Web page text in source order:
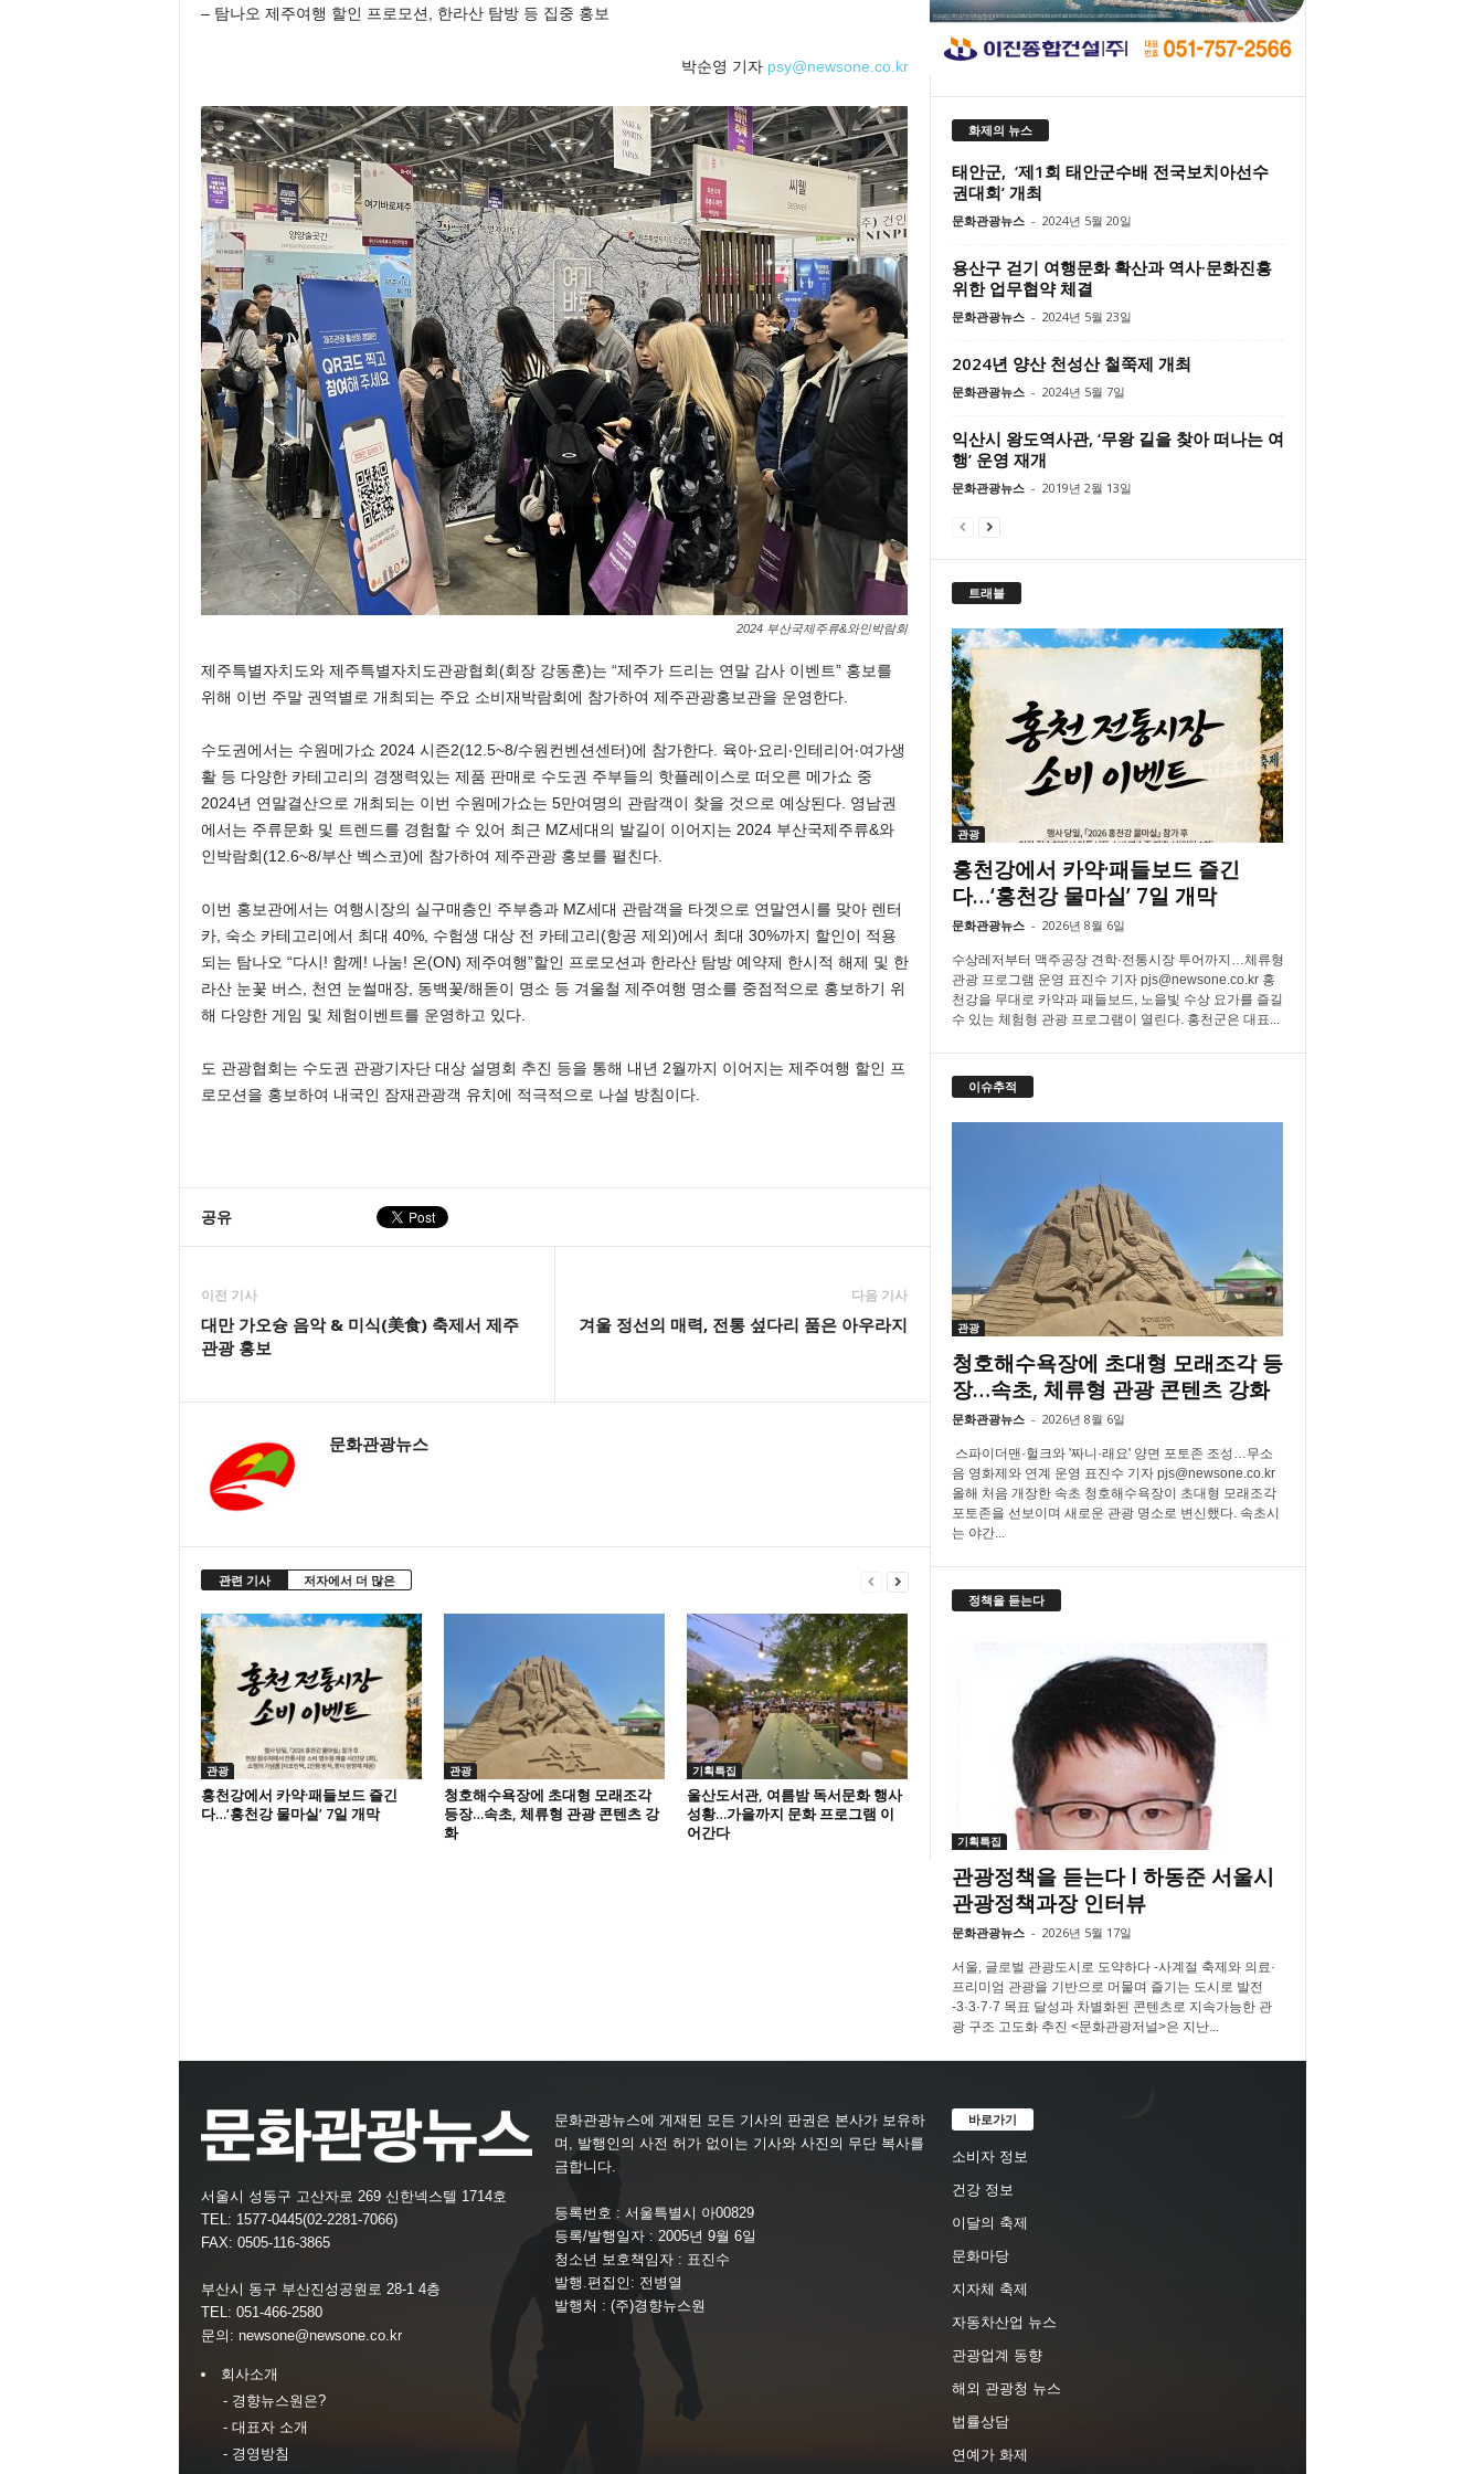
– 탐나오 제주여행 할인 프로모션, 한라산 탐방 등 집중 홍보
박순영 기자 psy@newsone.co.kr
2024 부산국제주류&와인박람회
제주특별자치도와 제주특별자치도관광협회(회장 강동훈)는 “제주가 드리는 연말 감사 이벤트” 홍보를
위해 이번 주말 권역별로 개최되는 주요 소비재박람회에 참가하여 제주관광홍보관을 운영한다.
수도권에서는 수원메가쇼 2024 시즌2(12.5~8/수원컨벤션센터)에 참가한다. 육아‧요리‧인테리어‧여가생
활 등 다양한 카테고리의 경쟁력있는 제품 판매로 수도권 주부들의 핫플레이스로 떠오른 메가쇼 중
2024년 연말결산으로 개최되는 이번 수원메가쇼는 5만여명의 관람객이 찾을 것으로 예상된다. 영남권
에서는 주류문화 및 트렌드를 경험할 수 있어 최근 MZ세대의 발길이 이어지는 2024 부산국제주류&와
인박람회(12.6~8/부산 벡스코)에 참가하여 제주관광 홍보를 펼친다.
이번 홍보관에서는 여행시장의 실구매층인 주부층과 MZ세대 관람객을 타겟으로 연말연시를 맞아 렌터
카, 숙소 카테고리에서 최대 40%, 수험생 대상 전 카테고리(항공 제외)에서 최대 30%까지 할인이 적용
되는 탐나오 “다시! 함께! 나눔! 온(ON) 제주여행”할인 프로모션과 한라산 탐방 예약제 한시적 해제 및 한
라산 눈꽃 버스, 천연 눈썰매장, 동백꽃/해돋이 명소 등 겨울철 제주여행 명소를 중점적으로 홍보하기 위
해 다양한 게임 및 체험이벤트를 운영하고 있다.
도 관광협회는 수도권 관광기자단 대상 설명회 추진 등을 통해 내년 2월까지 이어지는 제주여행 할인 프
로모션을 홍보하여 내국인 잠재관광객 유치에 적극적으로 나설 방침이다.
공유
이전 기사
대만 가오슝 음악 & 미식(美食) 축제서 제주
관광 홍보
다음 기사
겨울 정선의 매력, 전통 섶다리 품은 아우라지
문화관광뉴스
관련 기사 저자에서 더 많은
관광
홍천강에서 카약·패들보드 즐긴
다…‘홍천강 물마실’ 7일 개막
관광
청호해수욕장에 초대형 모래조각
등장…속초, 체류형 관광 콘텐츠 강
화
기획특집
울산도서관, 여름밤 독서문화 행사
성황…가을까지 문화 프로그램 이
어간다
화제의 뉴스
태안군, ‘제1회 태안군수배 전국보치아선수
권대회’ 개최
문화관광뉴스 - 2024년 5월 20일
용산구 걷기 여행문화 확산과 역사·문화진흥
위한 업무협약 체결
문화관광뉴스 - 2024년 5월 23일
2024년 양산 천성산 철쭉제 개최
문화관광뉴스 - 2024년 5월 7일
익산시 왕도역사관, ‘무왕 길을 찾아 떠나는 여
행’ 운영 재개
문화관광뉴스 - 2019년 2월 13일
트래블
관광
홍천강에서 카약·패들보드 즐긴
다…‘홍천강 물마실’ 7일 개막
문화관광뉴스 - 2026년 8월 6일
수상레저부터 맥주공장 견학·전통시장 투어까지…체류형
관광 프로그램 운영 표진수 기자 pjs@newsone.co.kr 홍
천강을 무대로 카약과 패들보드, 노을빛 수상 요가를 즐길
수 있는 체험형 관광 프로그램이 열린다. 홍천군은 대표...
이슈추적
관광
청호해수욕장에 초대형 모래조각 등
장…속초, 체류형 관광 콘텐츠 강화
문화관광뉴스 - 2026년 8월 6일
스파이더맨·헐크와 '짜니·래요' 양면 포토존 조성…무소
음 영화제와 연계 운영 표진수 기자 pjs@newsone.co.kr
올해 처음 개장한 속초 청호해수욕장이 초대형 모래조각
포토존을 선보이며 새로운 관광 명소로 변신했다. 속초시
는 야간...
정책을 듣는다
기획특집
관광정책을 듣는다 l 하동준 서울시
관광정책과장 인터뷰
문화관광뉴스 - 2026년 5월 17일
서울, 글로벌 관광도시로 도약하다 -사계절 축제와 의료·
프리미엄 관광을 기반으로 머물며 즐기는 도시로 발전
-3·3·7·7 목표 달성과 차별화된 콘텐츠로 지속가능한 관
광 구조 고도화 추진 <문화관광저널>은 지난...
서울시 성동구 고산자로 269 신한넥스텔 1714호
TEL: 1577-0445(02-2281-7066)
FAX: 0505-116-3865
부산시 동구 부산진성공원로 28-1 4층
TEL: 051-466-2580
문의: newsone@newsone.co.kr
회사소개
- 경향뉴스원은?
- 대표자 소개
- 경영방침
문화관광뉴스에 게재된 모든 기사의 판권은 본사가 보유하
며, 발행인의 사전 허가 없이는 기사와 사진의 무단 복사를
금합니다.
등록번호 : 서울특별시 아00829
등록/발행일자 : 2005년 9월 6일
청소년 보호책임자 : 표진수
발행.편집인: 전병열
발행처 : (주)경향뉴스원
바로가기
소비자 정보
건강 정보
이달의 축제
문화마당
지자체 축제
자동차산업 뉴스
관광업계 동향
해외 관광청 뉴스
법률상담
연예가 화제